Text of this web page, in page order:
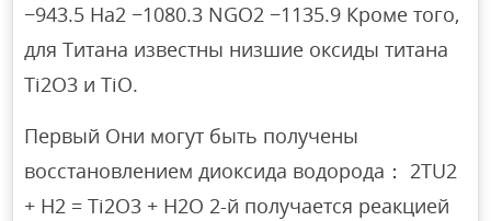
−943.5 На2 −1080.3 NGO2 −1135.9 Кроме того,
для Титана известны низшие оксиды титана
Ti2O3 и TiO.
Первый Они могут быть получены
восстановлением диоксида водорода： 2TU2
+ H2 = Ti2O3 + H2O 2-й получается реакцией